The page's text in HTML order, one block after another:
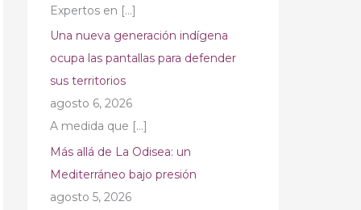
Expertos en […]
Una nueva generación indígena
ocupa las pantallas para defender
sus territorios
agosto 6, 2026
A medida que […]
Más allá de La Odisea: un
Mediterráneo bajo presión
agosto 5, 2026